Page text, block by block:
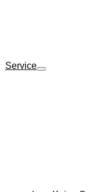
Service